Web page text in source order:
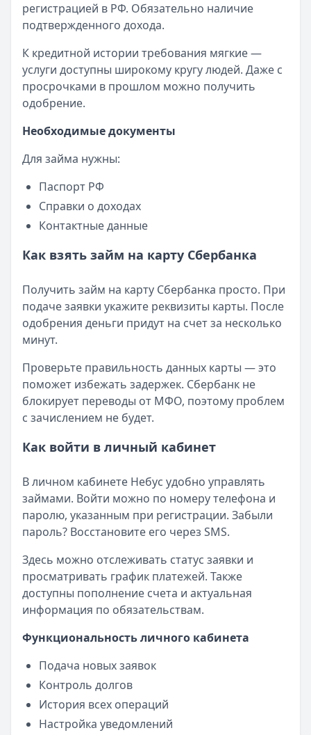
регистрацией в РФ. Обязательно наличие
подтвержденного дохода.
К кредитной истории требования мягкие —
услуги доступны широкому кругу людей. Даже с
просрочками в прошлом можно получить
одобрение.
Необходимые документы
Для займа нужны:
Паспорт РФ
Справки о доходах
Контактные данные
Как взять займ на карту Сбербанка
Получить займ на карту Сбербанка просто. При
подаче заявки укажите реквизиты карты. После
одобрения деньги придут на счет за несколько
минут.
Проверьте правильность данных карты — это
поможет избежать задержек. Сбербанк не
блокирует переводы от МФО, поэтому проблем
с зачислением не будет.
Как войти в личный кабинет
В личном кабинете Небус удобно управлять
займами. Войти можно по номеру телефона и
паролю, указанным при регистрации. Забыли
пароль? Восстановите его через SMS.
Здесь можно отслеживать статус заявки и
просматривать график платежей. Также
доступны пополнение счета и актуальная
информация по обязательствам.
Функциональность личного кабинета
Подача новых заявок
Контроль долгов
История всех операций
Настройка уведомлений